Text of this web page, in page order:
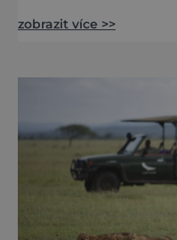
vodě. Nádherně osvěžující místo leží jen 8
zobrazit více >>